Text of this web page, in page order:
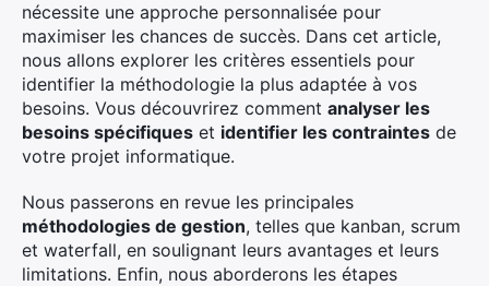
nécessite une approche personnalisée pour
maximiser les chances de succès. Dans cet article,
nous allons explorer les critères essentiels pour
identifier la méthodologie la plus adaptée à vos
besoins. Vous découvrirez comment analyser les
besoins spécifiques et identifier les contraintes de
votre projet informatique.
Nous passerons en revue les principales
méthodologies de gestion, telles que kanban, scrum
et waterfall, en soulignant leurs avantages et leurs
limitations. Enfin, nous aborderons les étapes